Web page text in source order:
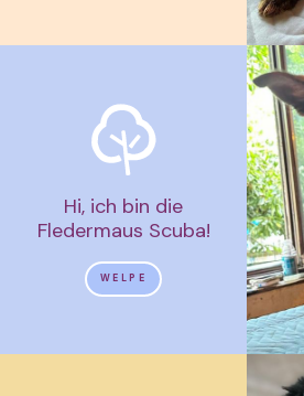
Hi, ich bin die
Fledermaus Scuba!
WELPE